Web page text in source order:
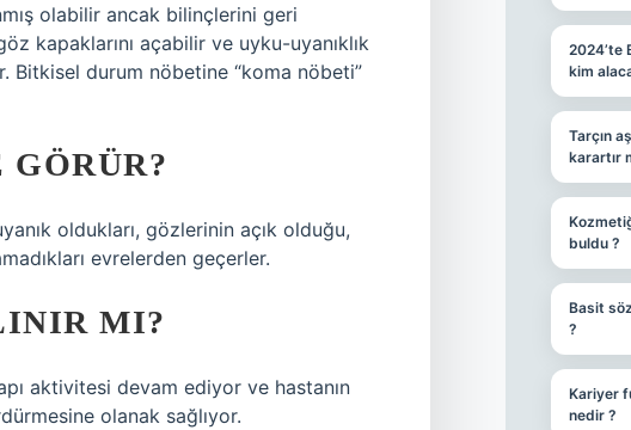
olabilir ancak bilinçlerini geri
kapaklarını açabilir ve uyku-uyanıklık
durum nöbetine “koma nöbeti”
oldukları, gözlerinin açık olduğu,
evrelerden geçerler.
MI?
aktivitesi devam ediyor ve hastanın
olanak sağlıyor.
2024’te
kim
Tarçın
karartır
buldu ?
Basit
?
Kariyer
nedir ?